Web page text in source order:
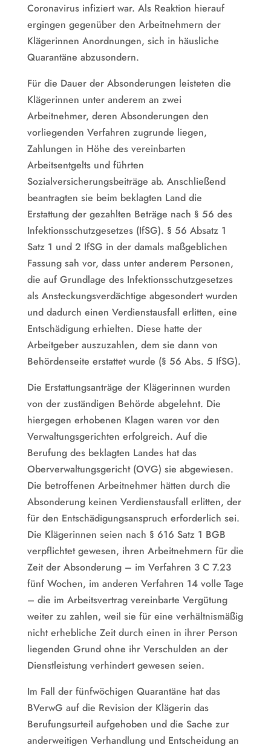
Coronavirus infiziert war. Als Reaktion hierauf
ergingen gegenüber den Arbeitnehmern der
Klägerinnen Anordnungen, sich in häusliche
Quarantäne abzusondern.
Für die Dauer der Absonderungen leisteten die
Klägerinnen unter anderem an zwei
Arbeitnehmer, deren Absonderungen den
vorliegenden Verfahren zugrunde liegen,
Zahlungen in Höhe des vereinbarten
Arbeitsentgelts und führten
Sozialversicherungsbeiträge ab. Anschließend
beantragten sie beim beklagten Land die
Erstattung der gezahlten Beträge nach § 56 des
Infektionsschutzgesetzes (IfSG). § 56 Absatz 1
Satz 1 und 2 IfSG in der damals maßgeblichen
Fassung sah vor, dass unter anderem Personen,
die auf Grundlage des Infektionsschutzgesetzes
als Ansteckungsverdächtige abgesondert wurden
und dadurch einen Verdienstausfall erlitten, eine
Entschädigung erhielten. Diese hatte der
Arbeitgeber auszuzahlen, dem sie dann von
Behördenseite erstattet wurde (§ 56 Abs. 5 IfSG).
Die Erstattungsanträge der Klägerinnen wurden
von der zuständigen Behörde abgelehnt. Die
hiergegen erhobenen Klagen waren vor den
Verwaltungsgerichten erfolgreich. Auf die
Berufung des beklagten Landes hat das
Oberverwaltungsgericht (OVG) sie abgewiesen.
Die betroffenen Arbeitnehmer hätten durch die
Absonderung keinen Verdienstausfall erlitten, der
für den Entschädigungsanspruch erforderlich sei.
Die Klägerinnen seien nach § 616 Satz 1 BGB
verpflichtet gewesen, ihren Arbeitnehmern für die
Zeit der Absonderung – im Verfahren 3 C 7.23
fünf Wochen, im anderen Verfahren 14 volle Tage
– die im Arbeitsvertrag vereinbarte Vergütung
weiter zu zahlen, weil sie für eine verhältnismäßig
nicht erhebliche Zeit durch einen in ihrer Person
liegenden Grund ohne ihr Verschulden an der
Dienstleistung verhindert gewesen seien.
Im Fall der fünfwöchigen Quarantäne hat das
BVerwG auf die Revision der Klägerin das
Berufungsurteil aufgehoben und die Sache zur
anderweitigen Verhandlung und Entscheidung an